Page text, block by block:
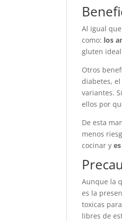
Al igual
como: los
gluten
Otros
diabetes,
variantes.
ellos por
De esta
menos
cocinar y
Aunque la
es la
toxicas
libres de